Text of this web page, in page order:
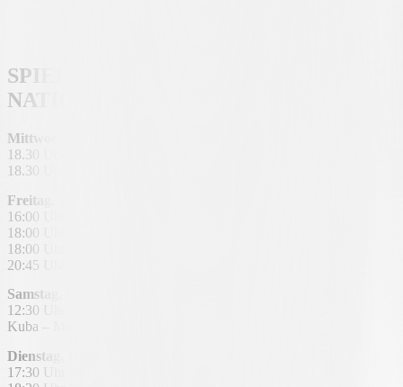
SPIELPLAN UNSERER
NATIONALMANNSCHAFTEN
Mittwoch
18.30 Uhr | Tunesien – Mauretanien (Belhadj)
18.30 Uhr | Schweden U19 – Schweiz U19 (Peverelli)
Freitag, 14. November
16:00 Uhr | Griechenland U21 – Georgien U21 (Koutsias)
18:00 Uhr | Zypern U21 – Kosovo U21 (Shala)
18:00 Uhr | Tunesien – Jordanien (Belhadj)
20:45 Uhr | Slowenien – Kosovo (Saipi)
Samstag, 15. November,
12:30 Uhr | Schweiz U19 – San Marino U19 (Peverelli)
Kuba – Martinique (Duville-Parsemain)
Dienstag, 18. November
17:30 Uhr | Finnland U21 – Kosovo U21 (Shala)